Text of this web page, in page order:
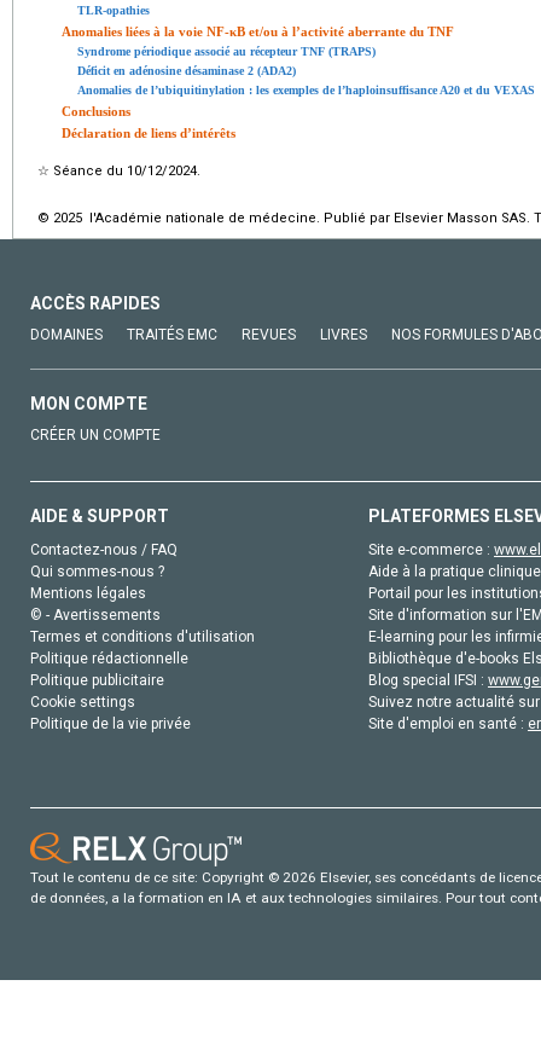
TLR-opathies
Anomalies liées à la voie NF-κB et/ou à l’activité aberrante du TNF
Syndrome périodique associé au récepteur TNF (TRAPS)
Déficit en adénosine désaminase 2 (ADA2)
Anomalies de l’ubiquitinylation : les exemples de l’haploinsuffisance A20 et du VEXAS
Conclusions
Déclaration de liens d’intérêts
☆ Séance du 10/12/2024.
© 2025 l'Académie nationale de médecine. Publié par Elsevier Masson SAS.
ACCÈS RAPIDES
DOMAINES TRAITÉS EMC REVUES LIVRES NOS FORMULES
MON COMPTE
CRÉER UN COMPTE
AIDE & SUPPORT
Contactez-nous / FAQ
Qui sommes-nous ?
Mentions légales
© - Avertissements
Termes et conditions d'utilisation
Politique rédactionnelle
Politique publicitaire
Cookie settings
Politique de la vie privée
PLATEFORMES
Site e-commerce :
Aide à la pratique
Portail pour les
Site d'information sur
E-learning pour les
Bibliothèque d'e-books
Blog special IFSI :
Suivez notre actualité
Site d'emploi en santé :
Tout le contenu de ce site: Copyright © 2026 Elsevier, ses concédants de
de données, a la formation en IA et aux technologies similaires. Pour tout